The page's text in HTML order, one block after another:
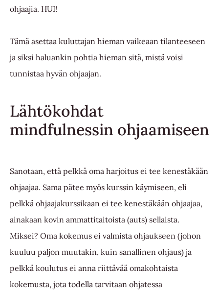
ohjaajia. HUI!
Tämä asettaa kuluttajan hieman vaikeaan tilanteeseen
ja siksi haluankin pohtia hieman sitä, mistä voisi
tunnistaa hyvän ohjaajan.
Lähtökohdat
mindfulnessin ohjaamiseen
Sanotaan, että pelkkä oma harjoitus ei tee kenestäkään
ohjaajaa. Sama pätee myös kurssin käymiseen, eli
pelkkä ohjaajakurssikaan ei tee kenestäkään ohjaajaa,
ainakaan kovin ammattitaitoista (auts) sellaista.
Miksei? Oma kokemus ei valmista ohjaukseen (johon
kuuluu paljon muutakin, kuin sanallinen ohjaus) ja
pelkkä koulutus ei anna riittävää omakohtaista
kokemusta, jota todella tarvitaan ohjatessa